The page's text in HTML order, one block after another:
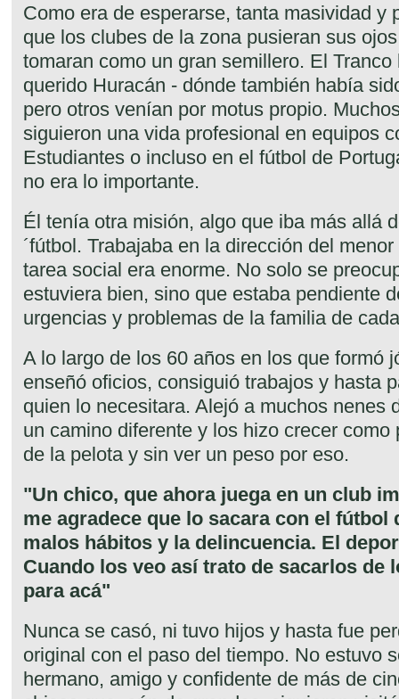
Como era de esperarse, tanta masividad y
que los clubes de la zona pusieran sus
tomaran como un gran semillero. El
querido Huracán - dónde también había
pero otros venían por motus propio.
siguieron una vida profesional en equipos
Estudiantes o incluso en el fútbol de
no era lo importante.
Él tenía otra misión, algo que iba más allá
´fútbol. Trabajaba en la dirección del
tarea social era enorme. No solo se
estuviera bien, sino que estaba pendiente
urgencias y problemas de la familia de
A lo largo de los 60 años en los que formó
enseñó oficios, consiguió trabajos y hasta
quien lo necesitara. Alejó a muchos nenes
un camino diferente y los hizo crecer como
de la pelota y sin ver un peso por eso.
"Un chico, que ahora juega en un club
me agradece que lo sacara con el fútbol
malos hábitos y la delincuencia. El
Cuando los veo así trato de sacarlos de
para acá"
Nunca se casó, ni tuvo hijos y hasta fue
original con el paso del tiempo. No estuvo
hermano, amigo y confidente de más de